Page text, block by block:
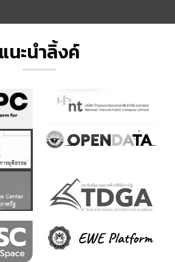
แนะนำลิ้งค์